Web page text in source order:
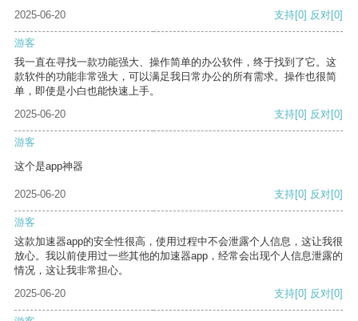
2025-06-20 支持[0] 反对[0]
游客
我一直在寻找一款功能强大、操作简单的办公软件，终于找到了它。这
款软件的功能非常强大，可以满足我日常办公的所有需求。操作也很简
单，即使是小白也能快速上手。
2025-06-20
支持[0] 反对[0]
游客
这个是app神器
2025-06-20 支持[0] 反对[0]
游客
这款加速器app的安全性很高，使用过程中不会泄露个人信息，这让我很
放心。我以前使用过一些其他的加速器app，经常会出现个人信息泄露的
情况，这让我非常担心。
2025-06-20
支持[0] 反对[0]